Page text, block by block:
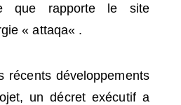
que rapporte le site
«attaqa« .
récents développements
un décret exécutif a